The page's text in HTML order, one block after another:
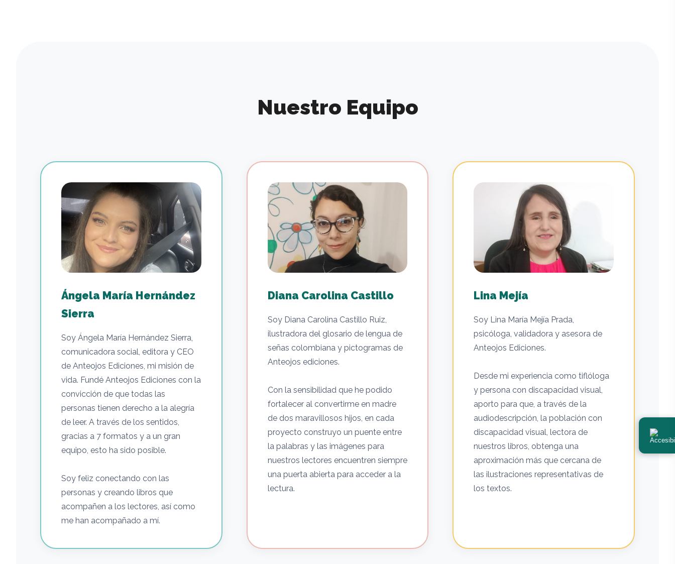
Nuestro Equipo
Ángela María Hernández
Sierra
Soy Ángela María Hernández Sierra,
comunicadora social, editora y CEO
de Anteojos Ediciones, mi misión de
vida. Fundé Anteojos Ediciones con la
convicción de que todas las
personas tienen derecho a la alegría
de leer. A través de los sentidos,
gracias a 7 formatos y a un gran
equipo, esto ha sido posible.
Soy feliz conectando con las
personas y creando libros que
acompañen a los lectores, así como
me han acompañado a mí.
Diana Carolina Castillo
Soy Diana Carolina Castillo Ruiz,
ilustradora del glosario de lengua de
señas colombiana y pictogramas de
Anteojos ediciones.
Con la sensibilidad que he podido
fortalecer al convertirme en madre
de dos maravillosos hijos, en cada
proyecto construyo un puente entre
la palabras y las imágenes para
nuestros lectores encuentren siempre
una puerta abierta para acceder a la
lectura.
Lina Mejía
Soy Lina María Mejía Prada,
psicóloga, validadora y asesora de
Anteojos Ediciones.
Desde mi experiencia como tiflóloga
y persona con discapacidad visual,
aporto para que, a través de la
audiodescripción, la población con
discapacidad visual, lectora de
nuestros libros, obtenga una
aproximación más que cercana de
las ilustraciones representativas de
los textos.